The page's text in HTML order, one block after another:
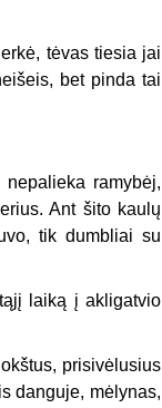
tėvas tiesia jai
bet pinda tai
ramybėj,
Ant šito kaulų
tik dumbliai su
laiką į akligatvio
prisivėlusius
danguje, mėlynas,